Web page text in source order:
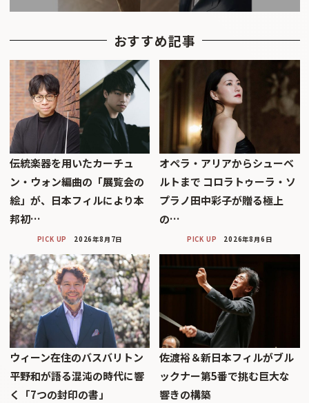
おすすめ記事
伝統楽器を用いたカーチュ
ン・ウォン編曲の「展覧会の
絵」が、日本フィルにより本
邦初…
PICK UP 2026年8月7日
オペラ・アリアからシューベ
ルトまで コロラトゥーラ・ソ
プラノ田中彩子が贈る極上
の…
PICK UP 2026年8月6日
ウィーン在住のバスバリトン
平野和が語る混沌の時代に響
く「7つの封印の書」
佐渡裕＆新日本フィルがブル
ックナー第5番で挑む巨大な
響きの構築